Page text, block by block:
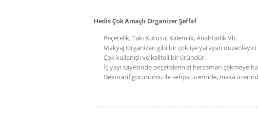
Hedis Çok Amaçlı Organizer Şeffaf
Peçetelik, Takı Kutusu, Kalemlik, Anahtarlık Vb.
Makyaj Organizeri gibi bir çok işe yarayan
Çok kullanışlı ve kaliteli bir üründür.
İç yayı sayesinde peçetelerinizi herzaman çekmeye
Dekoratif görünümü ile sehpa üzerinde, masa